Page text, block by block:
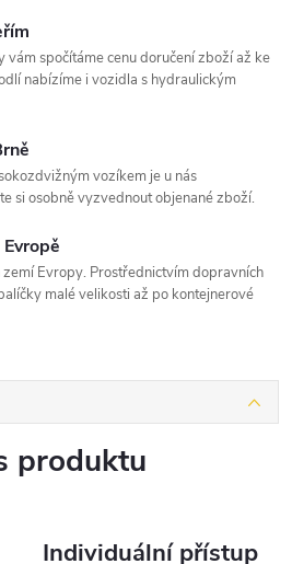
vám spočítáme cenu doručení zboží až ke
nabízíme i vozidla s hydraulickým
vozíkem je u nás
si osobně vyzvednout objenané zboží.
zemí Evropy. Prostřednictvím dopravních
malé velikosti až po kontejnerové
produktu
Individuální přístup